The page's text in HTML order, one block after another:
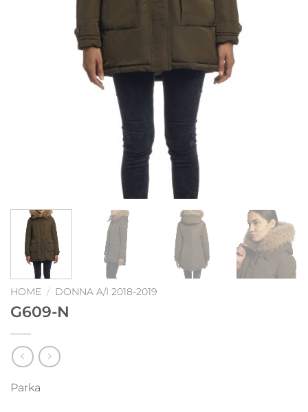
HOME / DONNA A/I 2018-2019
G609-N
Parka